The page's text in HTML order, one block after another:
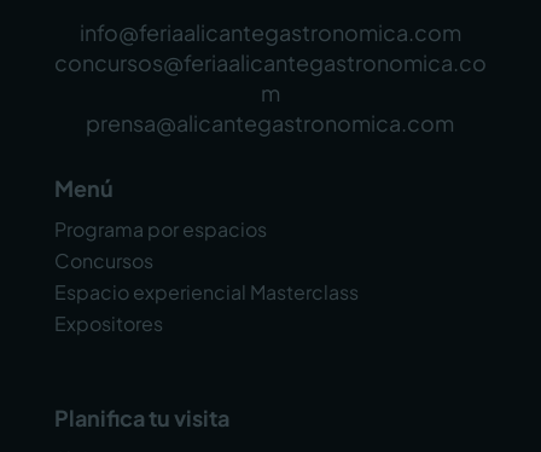
info@feriaalicantegastronomica.com
concursos@feriaalicantegastronomica.co
m
prensa@alicantegastronomica.com
Menú
Programa por espacios
Concursos
Espacio experiencial Masterclass
Expositores
Planifica tu visita